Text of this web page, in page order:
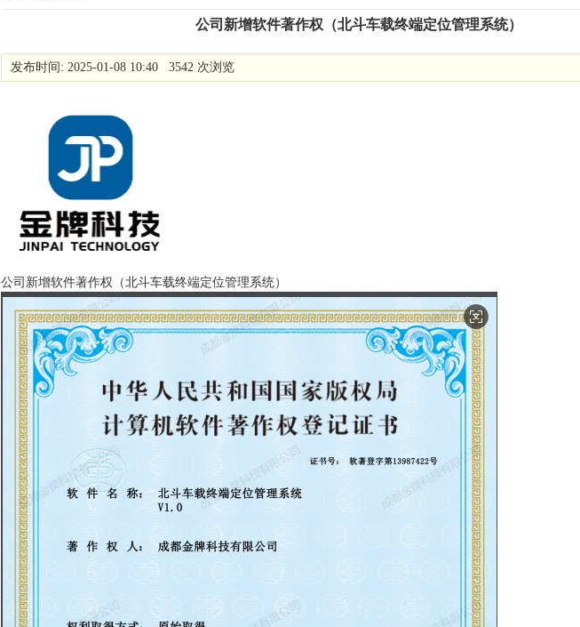
公司新增软件著作权（北斗车载终端定位管理系统）
发布时间: 2025-01-08 10:40 3542 次浏览
公司新增软件著作权（北斗车载终端定位管理系统）